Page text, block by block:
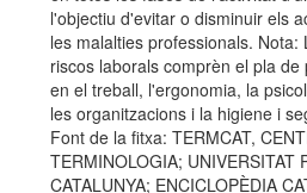
l'objectiu d'evitar o disminuir els
les malalties professionals. Nota:
riscos laborals comprèn el pla
en el treball, l'ergonomia, la
les organitzacions i la higiene i
Font de la fitxa: TERMCAT,
TERMINOLOGIA; UNIVERSITAT
CATALUNYA; ENCICLOPÈDIA